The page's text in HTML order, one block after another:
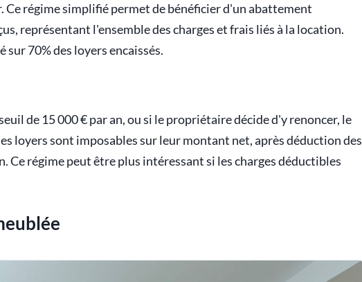
régime simplifié permet de bénéficier d'un abattement
représentant l'ensemble des charges et frais liés à la location.
sur 70% des loyers encaissés.
de 15 000 € par an, ou si le propriétaire décide d'y renoncer, le
loyers sont imposables sur leur montant net, après déduction des
Ce régime peut être plus intéressant si les charges déductibles